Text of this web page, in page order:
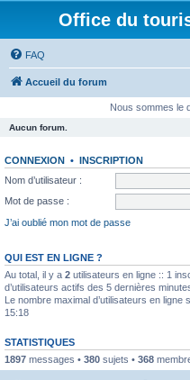
Office du
FAQ
Accueil du forum
Nous sommes le
Aucun forum.
CONNEXION • INSCRIPTION
Nom d’utilisateur :
Mot de passe :
J’ai oublié mon mot de passe
QUI EST EN LIGNE ?
Au total, il y a 2 utilisateurs en ligne :: 1
d’utilisateurs actifs des 5 dernières
Le nombre maximal d’utilisateurs en ligne
15:18
STATISTIQUES
1897 messages • 380 sujets • 368